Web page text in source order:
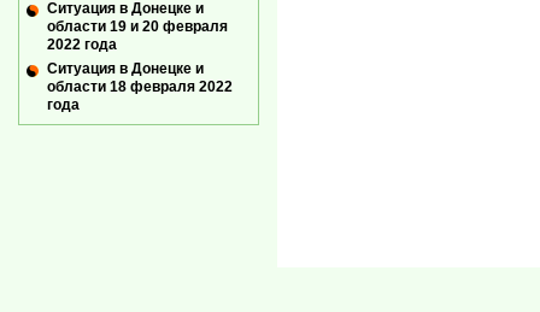
Ситуация в Донецке и
области 19 и 20 февраля
2022 года
Ситуация в Донецке и
области 18 февраля 2022
года